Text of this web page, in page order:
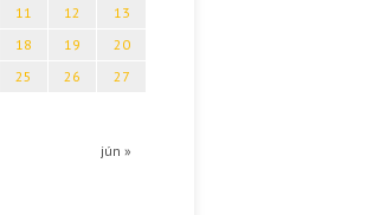
jún »
11 12
13
18 19
20
25 26
27